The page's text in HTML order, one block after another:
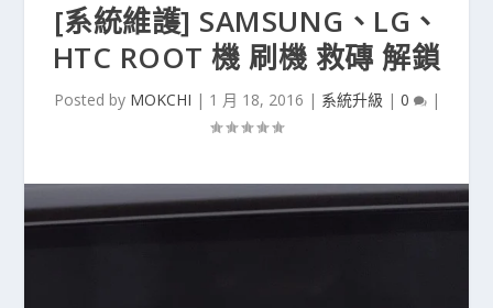
[系統維護] SAMSUNG、LG、
HTC ROOT 機 刷機 救磚 解鎖
Posted by MOKCHI | 1 月 18, 2016 | 系統升級 | 0 |